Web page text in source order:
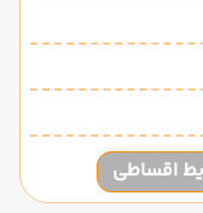
اقساطی